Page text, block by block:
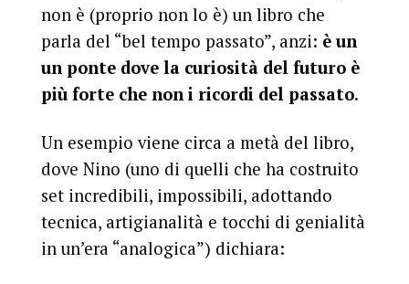
non è (proprio non lo è) un libro che
parla del “bel tempo passato”, anzi: è un
un ponte dove la curiosità del futuro è
più forte che non i ricordi del passato.
Un esempio viene circa a metà del libro,
dove Nino (uno di quelli che ha costruito
set incredibili, impossibili, adottando
tecnica, artigianalità e tocchi di genialità
in un’era “analogica”) dichiara: